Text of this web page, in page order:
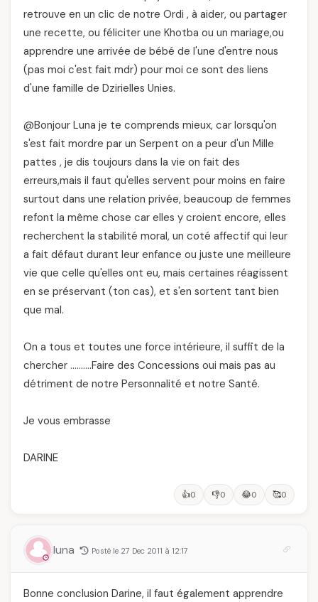
retrouve en un clic de notre Ordi , à aider, ou partager
une recette, ou féliciter une Khotba ou un mariage,ou
apprendre une arrivée de bébé de l'une d'entre nous
(pas moi c'est fait mdr) pour moi ce sont des liens
d'une famille de Dzirielles Unies.
@Bonjour Luna je te comprends mieux, car lorsqu'on
s'est fait mordre par un Serpent on a peur d'un Mille
pattes , je dis toujours dans la vie on fait des
erreurs,mais il faut qu'elles servent pour moins en faire
surtout dans une relation privée, beaucoup de femmes
refont la même chose car elles y croient encore, elles
recherchent la stabilité moral, un coté affectif qui leur
a fait défaut durant leur enfance ou juste une meilleure
vie que celle qu'elles ont eu, mais certaines réagissent
en se préservant (ton cas), et s'en sortent tant bien
que mal.
On a tous et toutes une force intérieure, il suffit de la
chercher ……….Faire des Concessions oui mais pas au
détriment de notre Personnalité et notre Santé.
Je vous embrasse
DARINE
👍0 👎0 😂0 🥰0
luna Posté le 27 Dec 2011 à 12:17
Bonne conclusion Darine, il faut également apprendre